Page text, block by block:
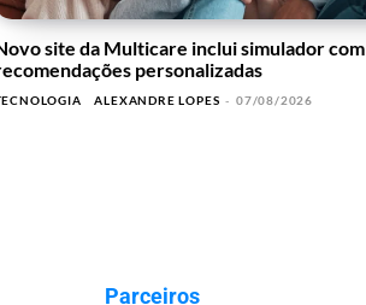
site da Multicare inclui simulador com
personalizadas
ALEXANDRE LOPES - 07/08/2026
Parceiros